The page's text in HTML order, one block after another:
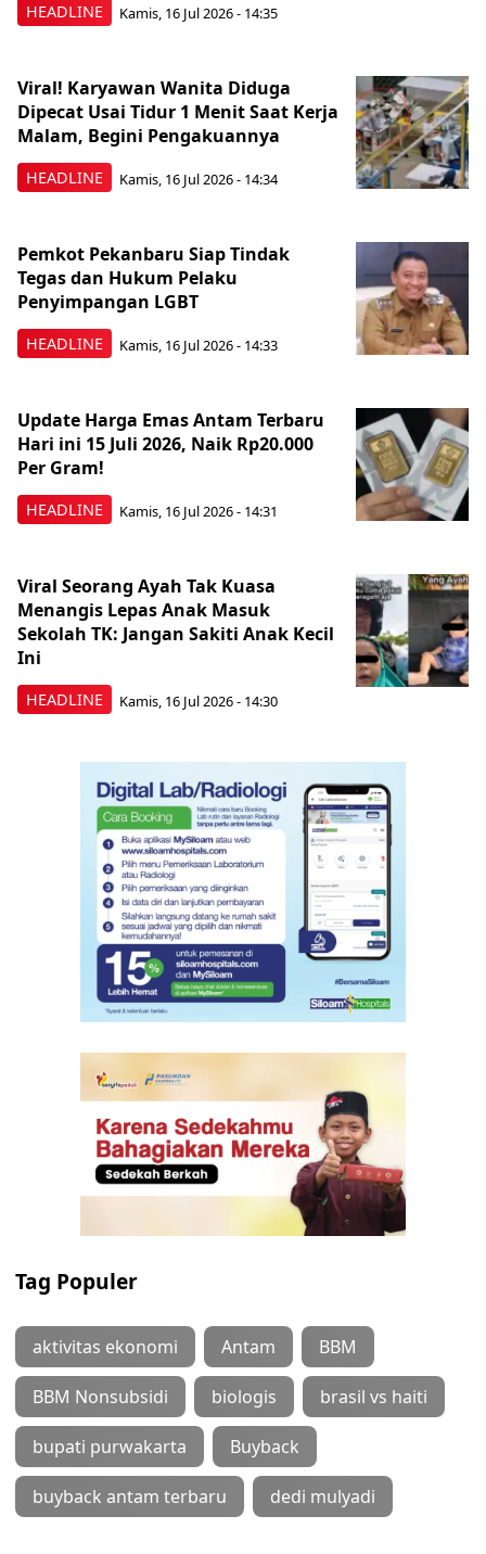
HEADLINE Kamis, 16 Jul 2026 - 14:35
HEADLINE
Viral! Karyawan Wanita Diduga
Dipecat Usai Tidur 1 Menit Saat Kerja
Malam, Begini Pengakuannya
Kamis, 16 Jul 2026 - 14:34
HEADLINE
Pemkot Pekanbaru Siap Tindak
Tegas dan Hukum Pelaku
Penyimpangan LGBT
Kamis, 16 Jul 2026 - 14:33
HEADLINE
Update Harga Emas Antam Terbaru
Hari ini 15 Juli 2026, Naik Rp20.000
Per Gram!
Kamis, 16 Jul 2026 - 14:31
HEADLINE
Viral Seorang Ayah Tak Kuasa
Menangis Lepas Anak Masuk
Sekolah TK: Jangan Sakiti Anak Kecil
Ini
Kamis, 16 Jul 2026 - 14:30
Tag Populer
aktivitas ekonomi Antam BBM
BBM Nonsubsidi biologis brasil vs haiti
bupati purwakarta Buyback
buyback antam terbaru dedi mulyadi